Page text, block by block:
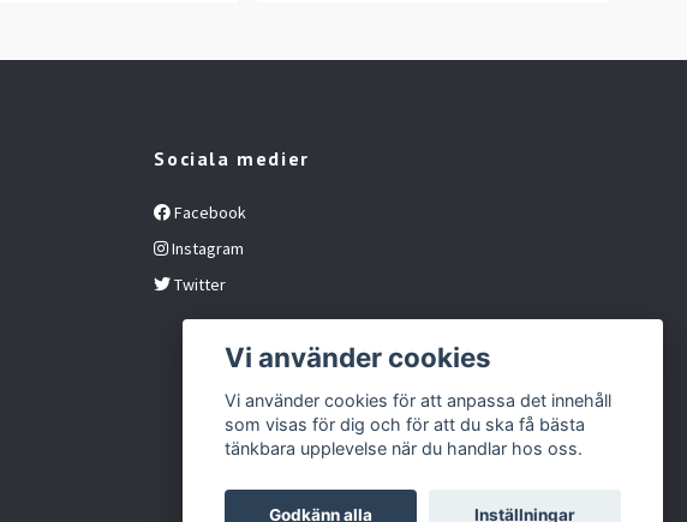
Sociala medier
Facebook
Instagram
Twitter
Vi använder cookies
Vi använder cookies för att anpassa det innehåll
som visas för dig och för att du ska få bästa
tänkbara upplevelse när du handlar hos oss.
Godkänn alla Inställningar